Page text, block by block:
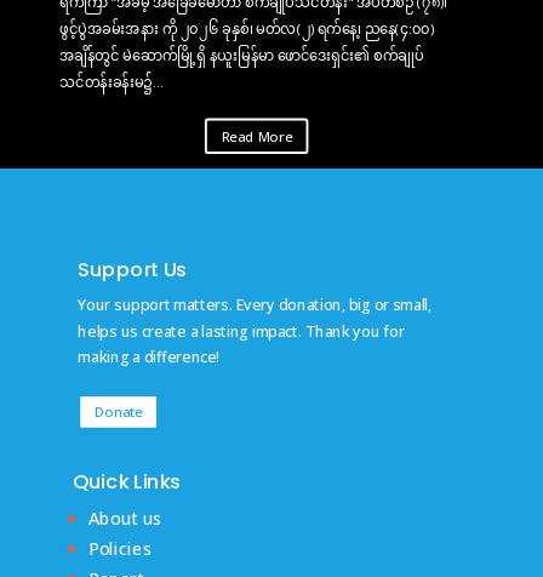
ဖွင့်ပွဲအခမ်းအနား ကို ၂၀၂၆ ခုနှစ်၊ မတ်လ(၂) ရက်နေ့၊ ညနေ(၄:၀၀)
အချိန်တွင် မဲဆောက်မြို့ရှိ နယူးမြန်မာ ဖောင်ဒေးရှင်း၏ စက်ချုပ်
သင်တန်းခန်းမ၌...
Read More
Support Us
Your support matters. Every donation, big or small,
helps us create a lasting impact. Thank you for
making a difference!
Donate
Quick Links
About us
Policies